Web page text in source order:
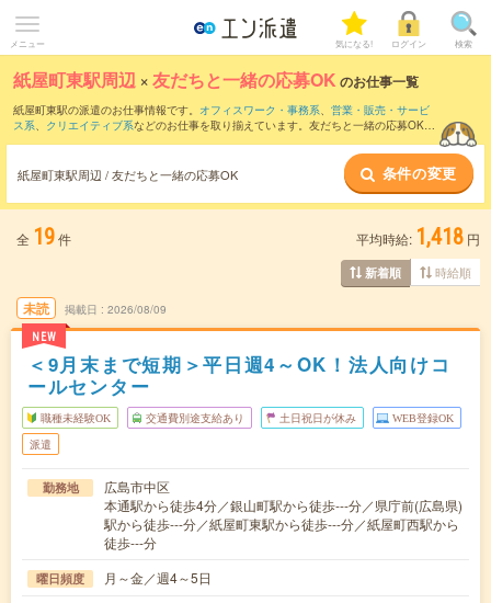
メニュー 気になる! ログイン 検索
紙屋町東駅周辺 ×友だちと一緒の応募OK のお仕事一覧
紙屋町東駅の派遣のお仕事情報です。 オフィスワーク・事務系、 営業・販売・サービ
ス系、 クリエイティブ系などのお仕事を取り揃えています。友だちと一緒の応募OKの
紙屋町東駅周辺 / 友だちと一緒の応募OK 条件の変更
全 19件 平均時給: 1,418 円
新着順 時給順
未読
NEW
掲載日 2026/08/09
＜9月末まで短期＞平日週4～OK！法人向けコ
ールセンター
職種未経験OK 交通費別途支給あり 土日祝日が休み WEB登録OK
派遣
勤務地
広島市中区
本通駅から徒歩4分／銀山町駅から徒歩---分／県庁前(広島県)
駅から徒歩---分／紙屋町東駅から徒歩---分／紙屋町西駅から
徒歩---分
曜日頻度 月～金／週4～5日